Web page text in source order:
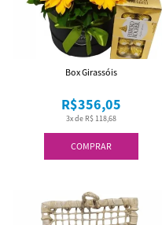
COMPRAR
3x de R$ 118,68
R$356,05
Box Girassóis